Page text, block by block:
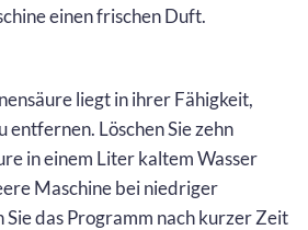
einen frischen Duft.
liegt in ihrer Fähigkeit,
entfernen. Löschen Sie zehn
in einem Liter kaltem Wasser
Maschine bei niedriger
Sie das Programm nach kurzer Zeit